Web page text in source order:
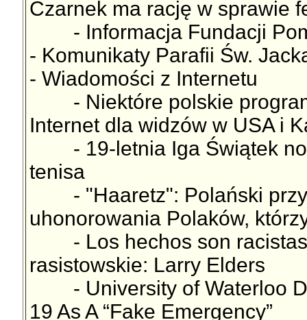
Czarnek ma rację w sprawie
- Informacja Fundacji
- Komunikaty Parafii Św.
- Wiadomości z Internetu
- Niektóre polskie
Internet dla widzów w USA i
- 19-letnia Iga Świątek
tenisa
- "Haaretz": Polański
uhonorowania Polaków,
- Los hechos son racistas/
rasistowskie: Larry Elders
- University of Waterloo
19 As A “Fake Emergency”